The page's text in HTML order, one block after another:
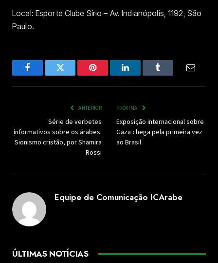
Local: Esporte Clube Sírio – Av. Indianópolis, 1192, São
Paulo.
FacebookTwitter Pinterest LinkedInTumblr
ANTERIOR
Série de verbetes
informativos sobre os árabes:
Sionismo cristão, por Shamira
Rossi
PRÓXIMA
Exposição internacional sobre
Gaza chega pela primeira vez
ao Brasil
Equipe de Comunicação ICArabe
ÚLTIMAS NOTÍCIAS